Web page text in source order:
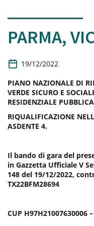
PARMA,
D
t
a
d
P
u
l
i
c
a
o
19/12/2022
PIANO NAZIONALE DI
VERDE SICURO E
RESIDENZIALE
RIQUALIFICAZIONE
ASDENTE 4.
Il bando di gara del
in Gazzetta Ufficiale V
148 del 19/12/2022,
TX22BFM28694
CUP H97H21007630006